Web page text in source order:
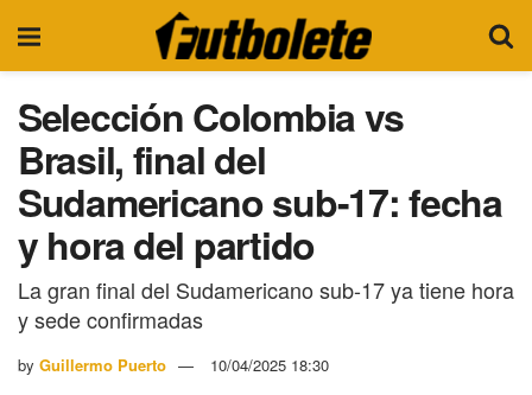
Selección Colombia vs
Brasil, final del
Sudamericano sub-17: fecha
y hora del partido
La gran final del Sudamericano sub-17 ya tiene hora
y sede confirmadas
by Guillermo Puerto 10/04/2025 18:30